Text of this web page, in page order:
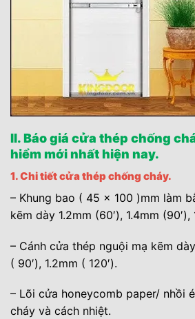
II. Báo giá cửa thép chống
hiểm mới nhất hiện nay.
1. Chi tiết cửa thép chống cháy.
– Khung bao ( 45 x 100 )mm làm
kẽm dày 1.2mm (60′), 1.4mm (90′),
– Cánh cửa thép nguội mạ kẽm
( 90′), 1.2mm ( 120′).
– Lõi cửa honeycomb paper/ nhồi
cháy và cách nhiệt.